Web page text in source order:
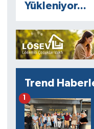
Yükleniyor...
Trend
1